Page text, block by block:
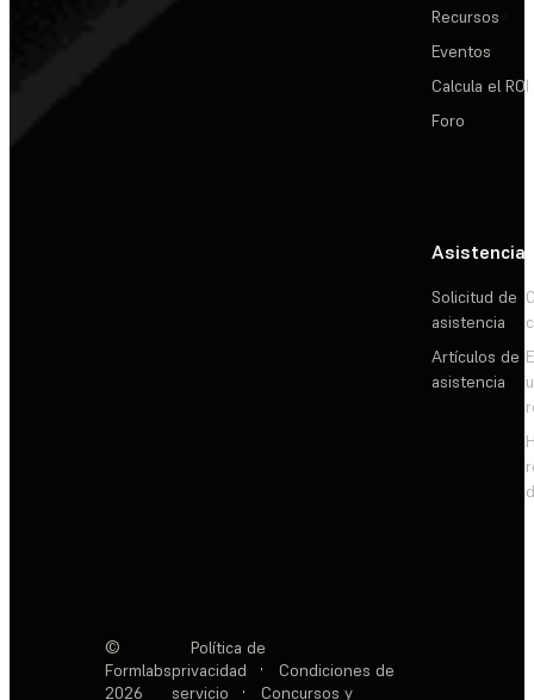
Recursos
Eventos
Calcula el ROI
Foro
Asistencia
Solicitud de
asistencia
Artículos de
asistencia
©
Formlabs
2026
Política de
privacidad
·
Condiciones de
servicio
·
Concursos y